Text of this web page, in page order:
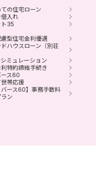
の住宅ローン
入れ
ト35
型住宅金利優遇
ハウスローン（別荘
ミュレーション
特約締結手続き
ース60
帯応援
バース60】事務手数料
ン